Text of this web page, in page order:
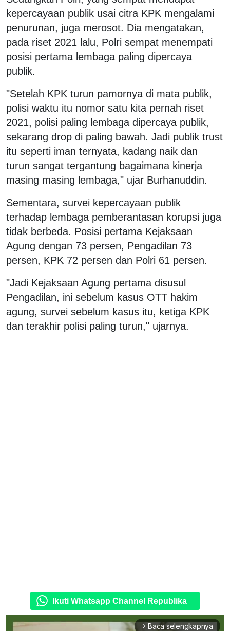
kepercayaan publik usai citra KPK mengalami
penurunan, juga merosot. Dia mengatakan,
pada riset 2021 lalu, Polri sempat menempati
posisi pertama lembaga paling dipercaya
publik.
"Setelah KPK turun pamornya di mata publik,
polisi waktu itu nomor satu kita pernah riset
2021, polisi paling lembaga dipercaya publik,
sekarang drop di paling bawah. Jadi publik trust
itu seperti iman ternyata, kadang naik dan
turun sangat tergantung bagaimana kinerja
masing masing lembaga," ujar Burhanuddin.
Sementara, survei kepercayaan publik
terhadap lembaga pemberantasan korupsi juga
tidak berbeda. Posisi pertama Kejaksaan
Agung dengan 73 persen, Pengadilan 73
persen, KPK 72 persen dan Polri 61 persen.
"Jadi Kejaksaan Agung pertama disusul
Pengadilan, ini sebelum kasus OTT hakim
agung, survei sebelum kasus itu, ketiga KPK
dan terakhir polisi paling turun," ujarnya.
Ikuti Whatsapp Channel Republika
arrow_forward_ios Baca selengkapnya